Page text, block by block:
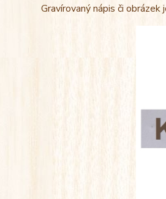
Gravírovaný nápis či obrázek